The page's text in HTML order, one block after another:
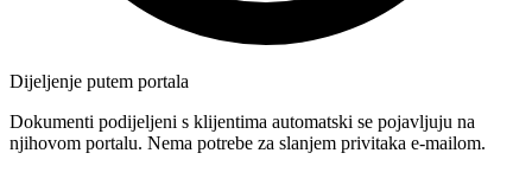
Dijeljenje putem portala
Dokumenti podijeljeni s klijentima automatski se pojavljuju na
njihovom portalu. Nema potrebe za slanjem privitaka e-mailom.